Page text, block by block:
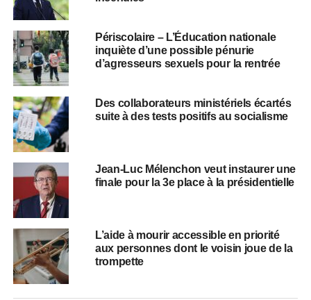
Périscolaire – L’Éducation nationale
inquiète d’une possible pénurie
d’agresseurs sexuels pour la rentrée
Des collaborateurs ministériels écartés
suite à des tests positifs au socialisme
Jean-Luc Mélenchon veut instaurer une
finale pour la 3e place à la présidentielle
L’aide à mourir accessible en priorité
aux personnes dont le voisin joue de la
trompette